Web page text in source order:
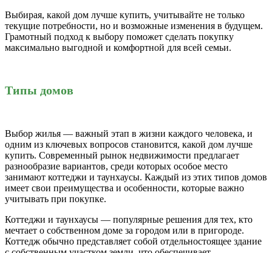
Выбирая, какой дом лучше купить, учитывайте не только
текущие потребности, но и возможные изменения в будущем.
Грамотный подход к выбору поможет сделать покупку
максимально выгодной и комфортной для всей семьи.
Типы домов
Выбор жилья — важный этап в жизни каждого человека, и
одним из ключевых вопросов становится, какой дом лучше
купить. Современный рынок недвижимости предлагает
разнообразие вариантов, среди которых особое место
занимают коттеджи и таунхаусы. Каждый из этих типов домов
имеет свои преимущества и особенности, которые важно
учитывать при покупке.
Коттеджи и таунхаусы — популярные решения для тех, кто
мечтает о собственном доме за городом или в пригороде.
Коттедж обычно представляет собой отдельностоящее здание